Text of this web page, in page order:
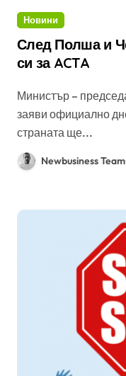
Новини
След Полша и
си за ACTA
Министър – председателят на Чехия Петър Нечас
заяви официално
страната ще...
Newbusiness Team